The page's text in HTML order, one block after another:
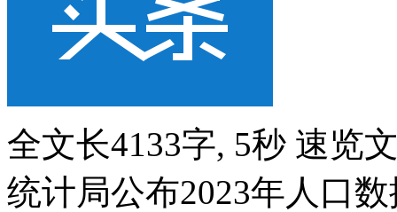
全文长4133字, 5秒 速览
统计局公布2023年人口